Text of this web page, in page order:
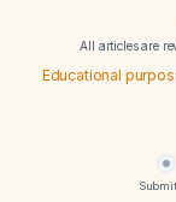
All articles are
Educational